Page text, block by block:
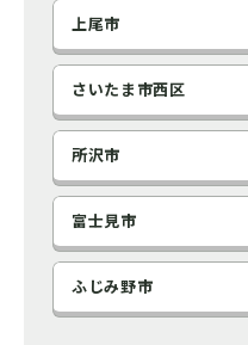
上尾市
さいたま市西区
所沢市
富士見市
ふじみ野市